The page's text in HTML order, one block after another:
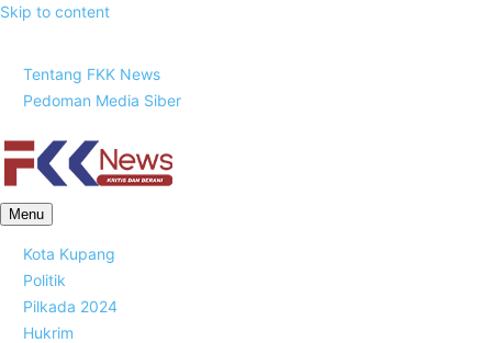
Skip to content
Tentang FKK News
Pedoman Media Siber
FKK News
Menu
Kota Kupang
Politik
Pilkada 2024
Hukrim